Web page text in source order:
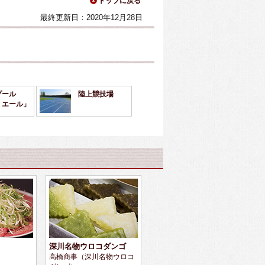
最終更新日：2020年12月28日
ール
ール」
陸上競技場
深川名物ウロコダンゴ
高橋商事（深川名物ウロコ